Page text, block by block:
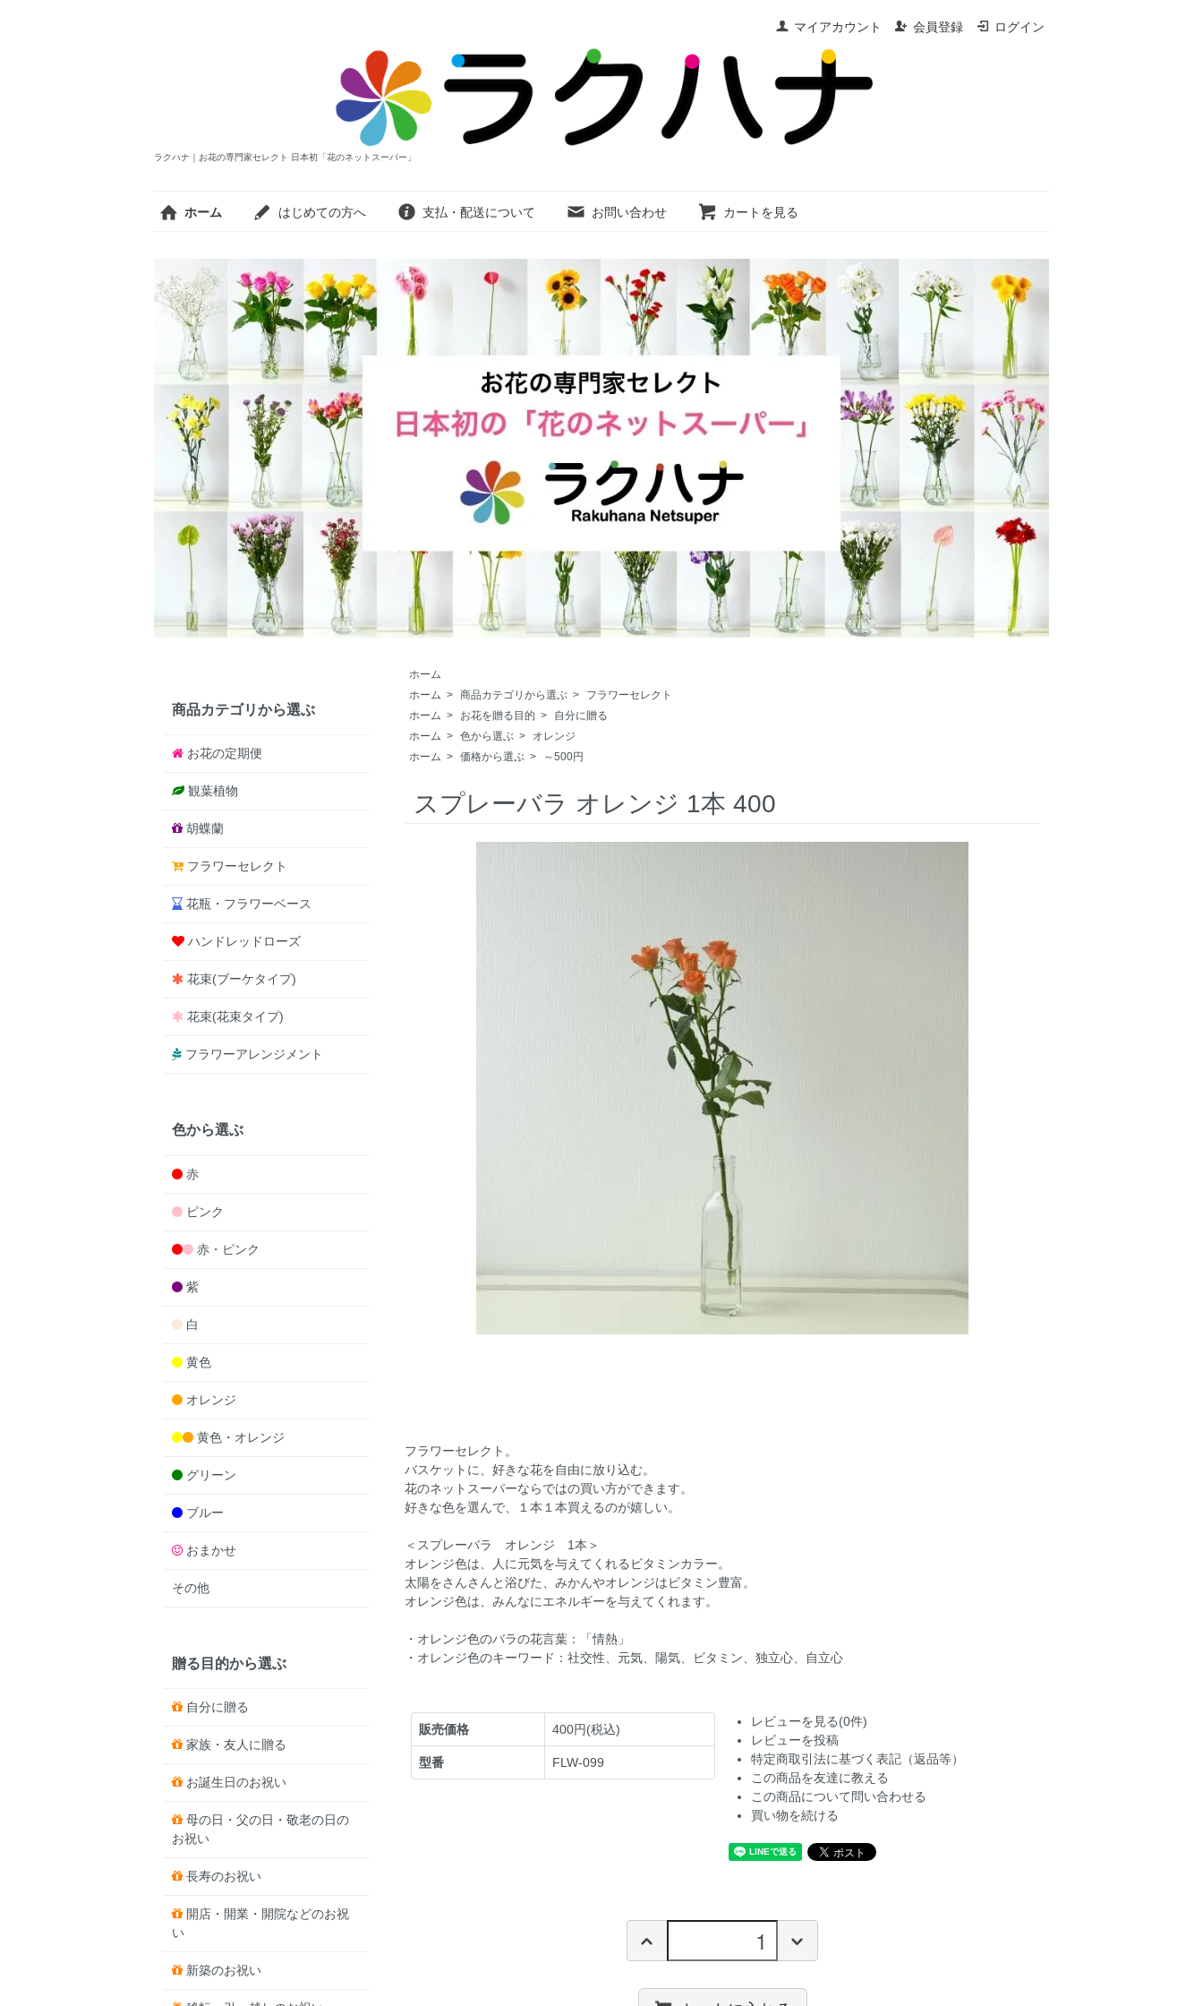
マイアカウント 会員登録 ログイン
ラクハナ｜お花の専門家セレクト 日本初「花のネットスーパー」
ホーム はじめての方へ 支払・配送について お問い合わせ カートを見る
ホーム
ホーム > 商品カテゴリから選ぶ >
フラワーセレクト
ホーム > お花を贈る目的 >
自分に贈る
ホーム > 色から選ぶ >
オレンジ
ホーム > 価格から選ぶ > ～500円
スプレーバラ オレンジ 1本 400
フラワーセレクト。
バスケットに、好きな花を自由に放り込む。
花のネットスーパーならではの買い方ができます。
好きな色を選んで、１本１本買えるのが嬉しい。
＜スプレーバラ オレンジ 1本＞
オレンジ色は、人に元気を与えてくれるビタミンカラー。
太陽をさんさんと浴びた、みかんやオレンジはビタミン豊富。
オレンジ色は、みんなにエネルギーを与えてくれます。
・オレンジ色のバラの花言葉：「情熱」
・オレンジ色のキーワード：社交性、元気、陽気、ビタミン、独立心、自立心
販売価格 400円(税込)
型番 FLW-099
レビューを見る(0件)
レビューを投稿
特定商取引法に基づく表記（返品等）
この商品を友達に教える
この商品について問い合わせる
買い物を続ける
商品カテゴリから選ぶ
お花の定期便
観葉植物
胡蝶蘭
フラワーセレクト
花瓶・フラワーベース
ハンドレッドローズ
花束(ブーケタイプ)
花束(花束タイプ)
フラワーアレンジメント
色から選ぶ
赤
ピンク
赤・ピンク
紫
白
黄色
オレンジ
黄色・オレンジ
グリーン
ブルー
おまかせ
その他
贈る目的から選ぶ
自分に贈る
家族・友人に贈る
お誕生日のお祝い
母の日・父の日・敬老の日の
お祝い
長寿のお祝い
開店・開業・開院などのお祝
い
新築のお祝い